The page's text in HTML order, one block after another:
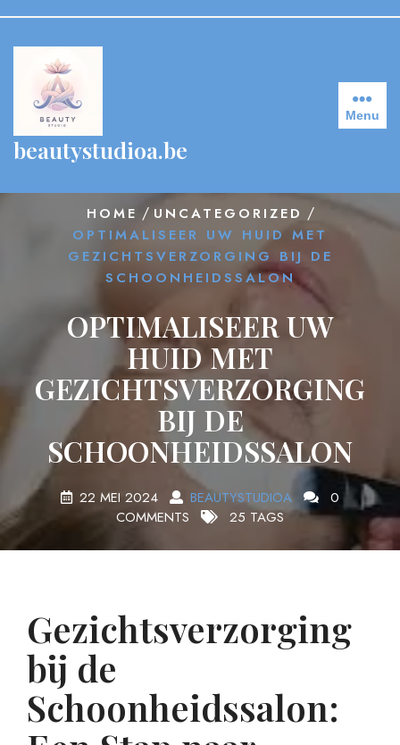
content
beautystudioa.be
Menu
HOME / UNCATEGORIZED /
OPTIMALISEER UW HUID MET
GEZICHTSVERZORGING BIJ DE
SCHOONHEIDSSALON
OPTIMALISEER UW
HUID MET
GEZICHTSVERZORGING
BIJ DE
SCHOONHEIDSSALON
22 MEI 2024 BEAUTYSTUDIOA
0
COMMENTS
25 TAGS
Gezichtsverzorging
bij de
Schoonheidssalon: